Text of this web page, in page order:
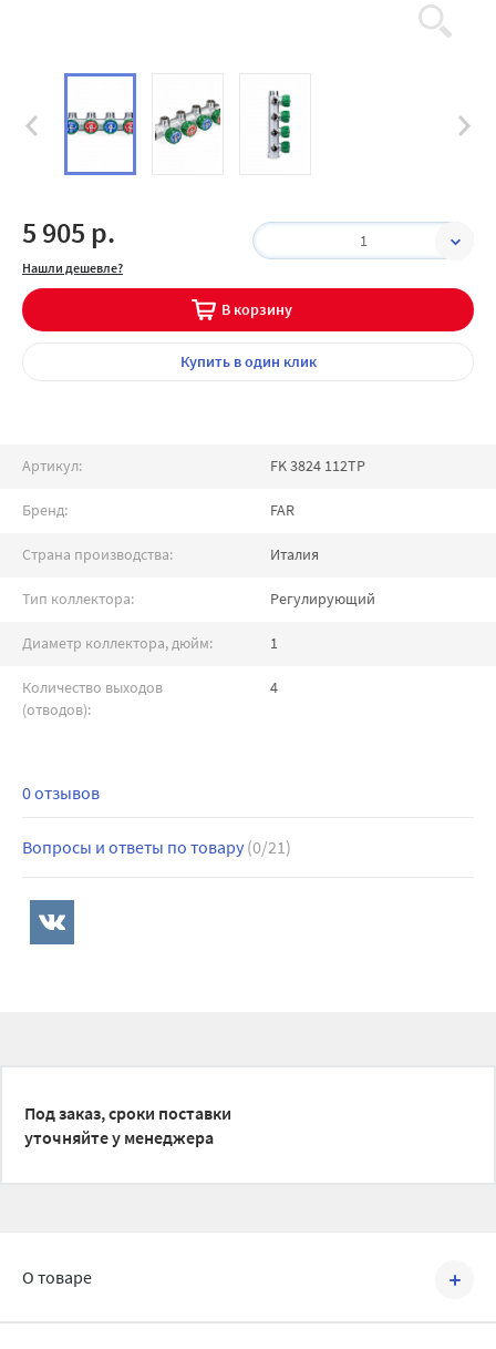
5 905 р.
Нашли дешевле?
1
В корзину
Купитьв один клик
Артикул: FK 3824 112TP
Бренд: FAR
Страна производства: Италия
Тип коллектора: Регулирующий
Диаметр коллектора, дюйм: 1
Количество выходов
(отводов):
4
0 отзывов
Вопросы и ответы по товару (0/21)
Под заказ, сроки поставки
уточняйте у менеджера
О товаре